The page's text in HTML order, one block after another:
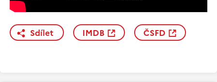
Sdílet IMDB ČSFD